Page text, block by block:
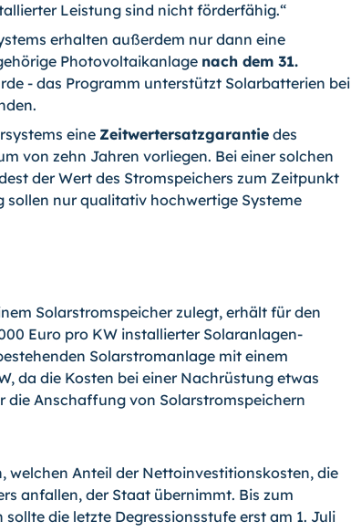
Leistung sind nicht förderfähig.“
erhalten außerdem nur dann eine
Photovoltaikanlage nach dem 31.
- das Programm unterstützt Solarbatterien bei
eine Zeitwertersatzgarantie des
von zehn Jahren vorliegen. Bei einer solchen
der Wert des Stromspeichers zum Zeitpunkt
sollen nur qualitativ hochwertige Systeme
Solarstromspeicher zulegt, erhält für den
Euro pro KW installierter So­lar­anlagen-
Solarstromanlage mit einem
da die Kosten bei einer Nachrüstung etwas
die Anschaffung von Solarstromspeichern
welchen Anteil der Nettoinvestitionskosten, die
anfallen, der Staat übernimmt. Bis zum
die letzte Degressionsstufe erst am 1. Juli